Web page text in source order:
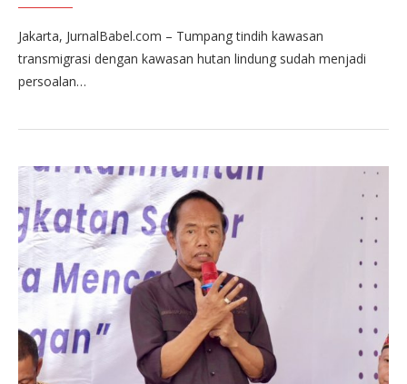
Jakarta, JurnalBabel.com – Tumpang tindih kawasan
transmigrasi dengan kawasan hutan lindung sudah menjadi
persoalan…